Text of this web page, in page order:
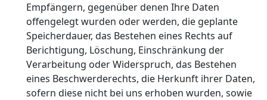
Empfängern, gegenüber denen Ihre Daten
offengelegt wurden oder werden, die geplante
Speicherdauer, das Bestehen eines Rechts auf
Berichtigung, Löschung, Einschränkung der
Verarbeitung oder Widerspruch, das Bestehen
eines Beschwerderechts, die Herkunft ihrer Daten,
sofern diese nicht bei uns erhoben wurden, sowie